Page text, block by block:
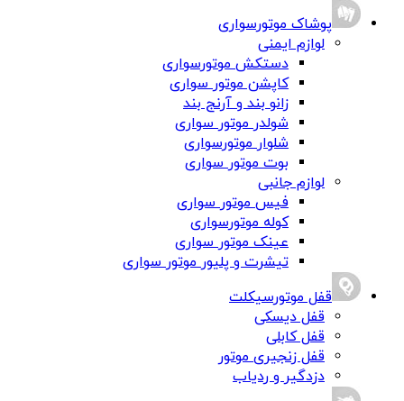
پوشاک موتورسواری
لوازم ایمنی
دستکش موتورسواری
کاپشن موتور سواری
زانو بند و آرنج بند
شولدر موتور سواری
شلوار موتورسواری
بوت موتور سواری
لوازم جانبی
فیس موتور سواری
کوله موتورسواری
عینک موتور سواری
تیشرت و پلیور موتور سواری
قفل موتورسیکلت
قفل دیسکی
قفل کابلی
قفل زنجیری موتور
دزدگیر و ردیاب